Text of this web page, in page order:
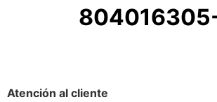
Atención al cliente